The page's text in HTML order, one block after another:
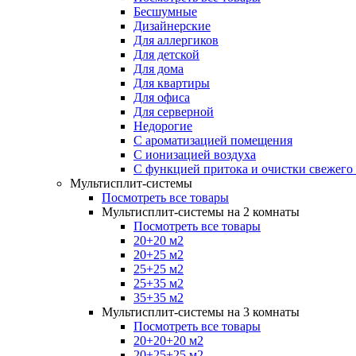
Бесшумные
Дизайнерские
Для аллергиков
Для детской
Для дома
Для квартиры
Для офиса
Для серверной
Недорогие
С ароматизацией помещения
С ионизацией воздуха
С функцией притока и очистки свежего
Мультисплит-системы
Посмотреть все товары
Мультисплит-системы на 2 комнаты
Посмотреть все товары
20+20 м2
20+25 м2
25+25 м2
25+35 м2
35+35 м2
Мультисплит-системы на 3 комнаты
Посмотреть все товары
20+20+20 м2